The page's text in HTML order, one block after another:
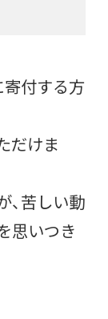
寄付する方
だけま
、苦しい動
思いつき